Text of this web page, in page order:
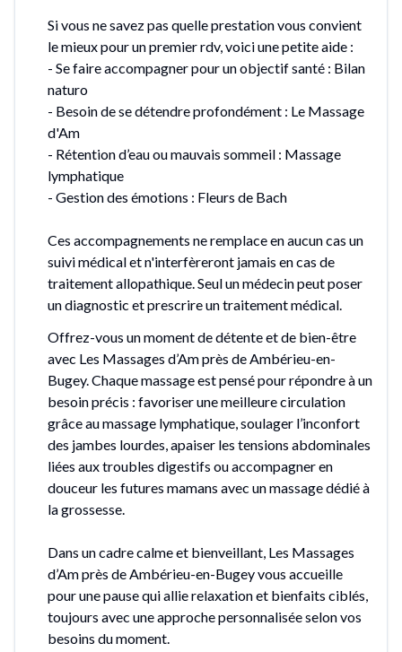
Si vous ne savez pas quelle prestation vous convient
le mieux pour un premier rdv, voici une petite aide :
- Se faire accompagner pour un objectif santé : Bilan
naturo
- Besoin de se détendre profondément : Le Massage
d'Am
- Rétention d’eau ou mauvais sommeil : Massage
lymphatique
- Gestion des émotions : Fleurs de Bach
Ces accompagnements ne remplace en aucun cas un
suivi médical et n'interfèreront jamais en cas de
traitement allopathique. Seul un médecin peut poser
un diagnostic et prescrire un traitement médical.
Offrez-vous un moment de détente et de bien-être
avec Les Massages d’Am près de Ambérieu-en-
Bugey. Chaque massage est pensé pour répondre à un
besoin précis : favoriser une meilleure circulation
grâce au massage lymphatique, soulager l’inconfort
des jambes lourdes, apaiser les tensions abdominales
liées aux troubles digestifs ou accompagner en
douceur les futures mamans avec un massage dédié à
la grossesse.
Dans un cadre calme et bienveillant, Les Massages
d’Am près de Ambérieu-en-Bugey vous accueille
pour une pause qui allie relaxation et bienfaits ciblés,
toujours avec une approche personnalisée selon vos
besoins du moment.